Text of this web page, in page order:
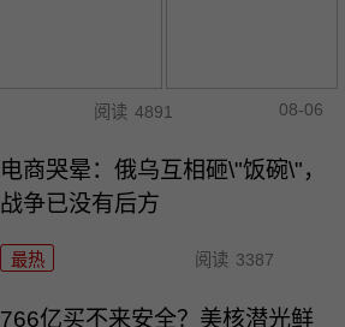
阅读 4891 08-06
电商哭晕：俄乌互相砸\"饭碗\"，
战争已没有后方
最热 阅读 3387
766亿买不来安全？美核潜光鲜